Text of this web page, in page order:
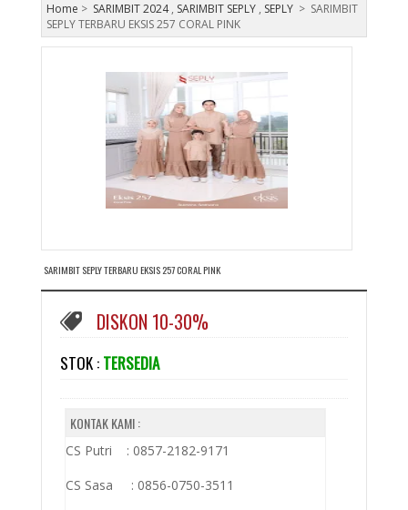
Home > SARIMBIT 2024, SARIMBIT SEPLY, SEPLY > SARIMBIT
SEPLY TERBARU EKSIS 257 CORAL PINK
SARIMBIT SEPLY TERBARU EKSIS 257 CORAL PINK
DISKON 10-30%
STOK : TERSEDIA
KONTAK KAMI :
CS Putri : 0857-2182-9171
CS Sasa : 0856-0750-3511